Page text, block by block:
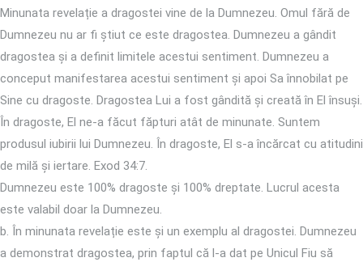
Minunata revelație a dragostei vine de la Dumnezeu. Omul fără de
Dumnezeu nu ar fi știut ce este dragostea. Dumnezeu a gândit
dragostea și a definit limitele acestui sentiment. Dumnezeu a
conceput manifestarea acestui sentiment și apoi Sa înnobilat pe
Sine cu dragoste. Dragostea Lui a fost gândită și creată în El însuși.
În dragoste, El ne-a făcut făpturi atât de minunate. Suntem
produsul iubirii lui Dumnezeu. În dragoste, El s-a încărcat cu atitudini
de milă și iertare. Exod 34:7.
Dumnezeu este 100% dragoste și 100% dreptate. Lucrul acesta
este valabil doar la Dumnezeu.
b. În minunata revelație este și un exemplu al dragostei. Dumnezeu
a demonstrat dragostea, prin faptul că l-a dat pe Unicul Fiu să